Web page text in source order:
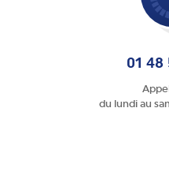
01 48
du lundi au